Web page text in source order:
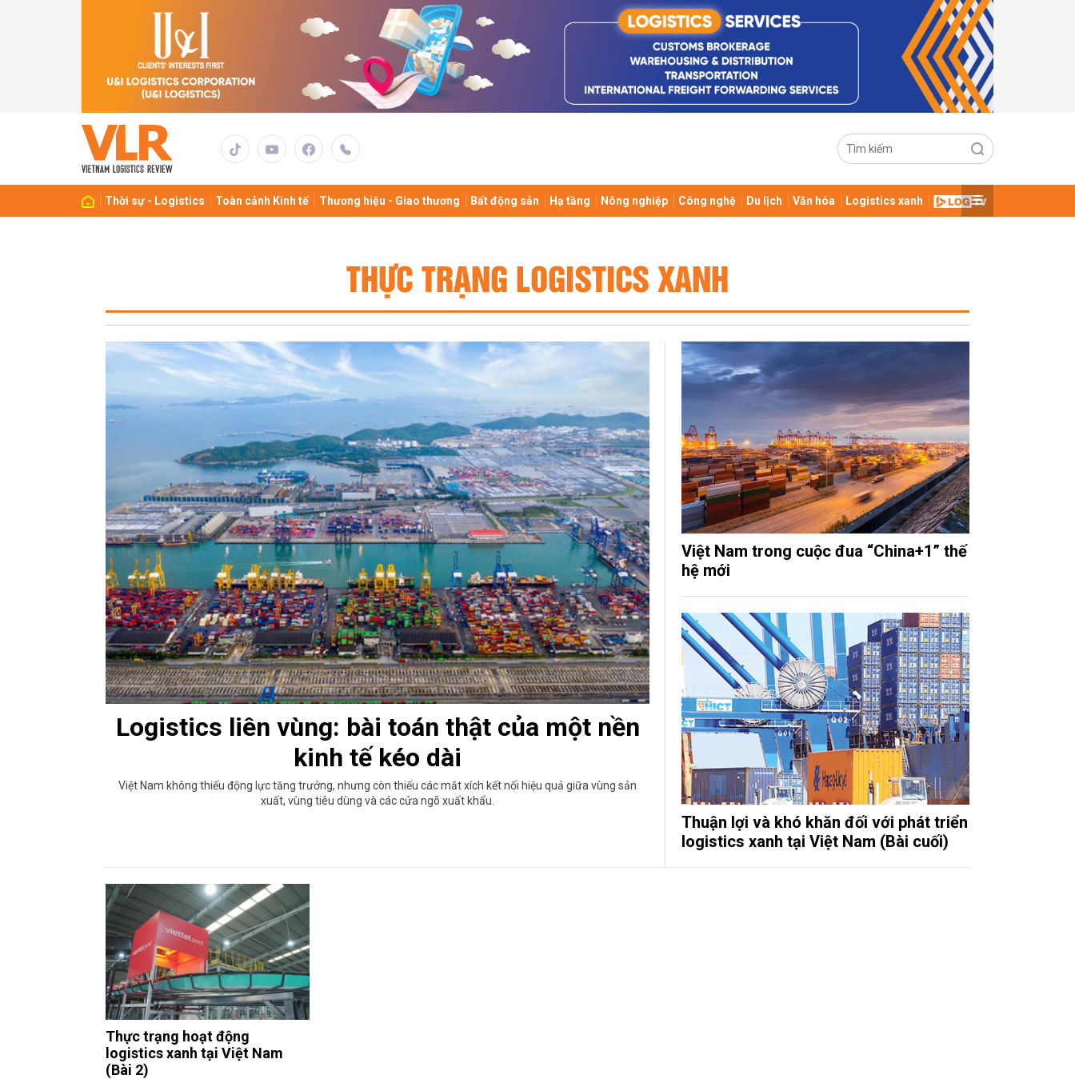
Thời sự - Logistics Toàn cảnh Kinh tế Thương hiệu - Giao thương Bất động sản Hạ tầng Nông nghiệp Công nghệ Du lịch Văn hóa Logistics xanh
THỰC TRẠNG LOGISTICS XANH
Logistics liên vùng: bài toán thật của một nền
kinh tế kéo dài
Việt Nam không thiếu động lực tăng trưởng, nhưng còn thiếu các mắt xích kết nối hiệu quả giữa vùng sản
xuất, vùng tiêu dùng và các cửa ngõ xuất khẩu.
Việt Nam trong cuộc đua “China+1” thế
hệ mới
Thuận lợi và khó khăn đối với phát triển
logistics xanh tại Việt Nam (Bài cuối)
Thực trạng hoạt động
logistics xanh tại Việt Nam
(Bài 2)